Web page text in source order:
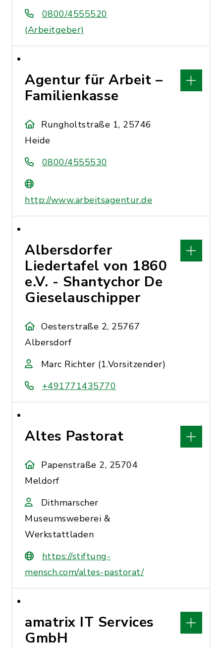
0800/4555520
(Arbeitgeber)
Agentur für Arbeit –
Familienkasse
Rungholtstraße 1, 25746
Heide
0800/4555530
http://www.arbeitsagentur.de
Albersdorfer
Liedertafel von 1860
e.V. - Shantychor De
Gieselauschipper
Oesterstraße 2, 25767
Albersdorf
Marc Richter (1.Vorsitzender)
+491771435770
Altes Pastorat
Papenstraße 2, 25704
Meldorf
Dithmarscher
Museumsweberei &
Werkstattladen
https://stiftung-
mensch.com/altes-pastorat/
amatrix IT Services
GmbH